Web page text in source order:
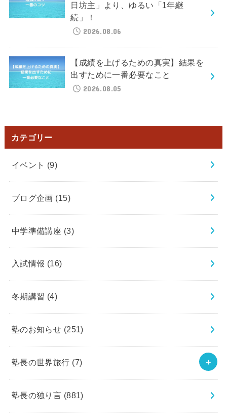
日坊主」より、ゆるい「1年継
続」！
2026.08.06
【成績を上げるための真実】結果を
出すために一番必要なこと
2026.08.05
カテゴリー
イベント (9)
ブログ企画 (15)
中学準備講座 (3)
入試情報 (16)
冬期講習 (4)
塾のお知らせ (251)
塾長の世界旅行 (7)
塾長の独り言 (881)